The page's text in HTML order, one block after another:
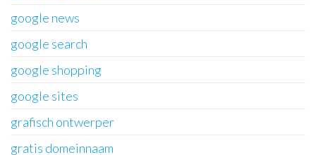
google news
google search
google shopping
google sites
grafisch ontwerper
gratis domeinnaam